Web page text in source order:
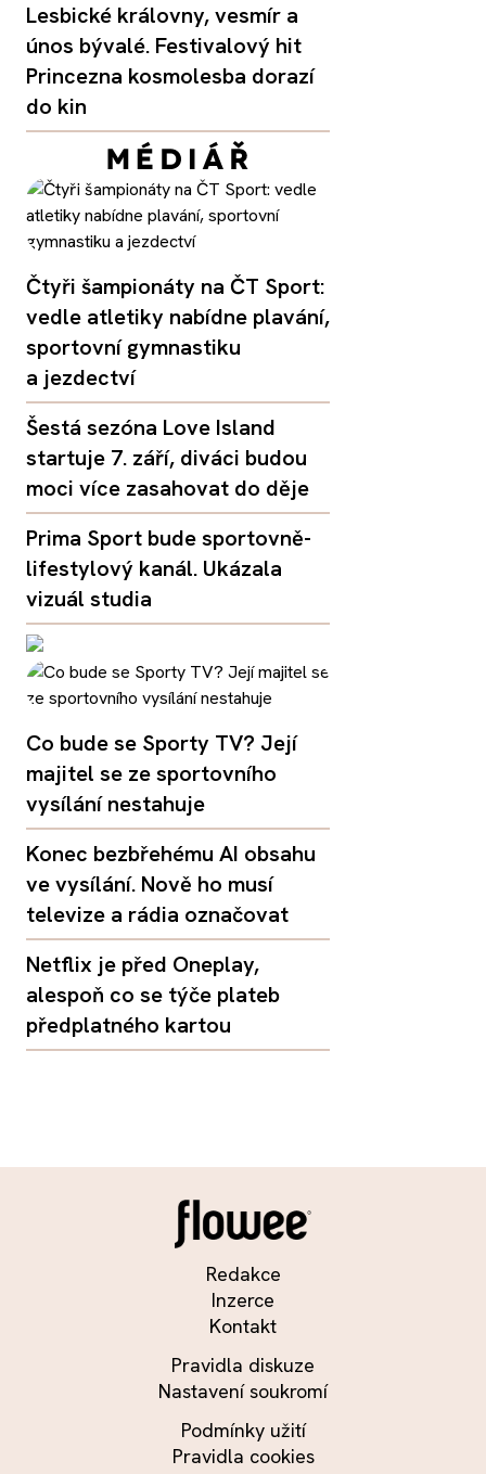
Lesbické královny, vesmír a
únos bývalé. Festivalový hit
Princezna kosmolesba dorazí
do kin
Čtyři šampionáty na ČT Sport:
vedle atletiky nabídne plavání,
sportovní gymnastiku
a jezdectví
Šestá sezóna Love Island
startuje 7. září, diváci budou
moci více zasahovat do děje
Prima Sport bude sportovně-
lifestylový kanál. Ukázala
vizuál studia
Co bude se Sporty TV? Její
majitel se ze sportovního
vysílání nestahuje
Konec bezbřehému AI obsahu
ve vysílání. Nově ho musí
televize a rádia označovat
Netflix je před Oneplay,
alespoň co se týče plateb
předplatného kartou
Redakce
Inzerce
Kontakt
Pravidla diskuze
Nastavení soukromí
Podmínky užití
Pravidla cookies